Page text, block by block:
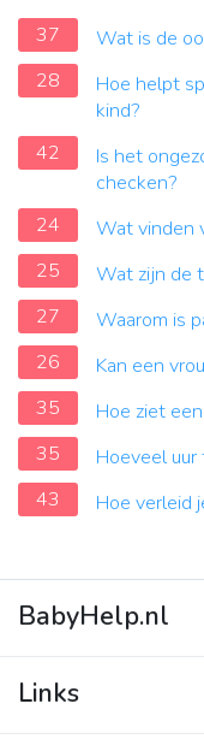
37
Wat is de
28
Hoe helpt
kind?
42
Is het
checken?
24
Wat vinden
25
Wat zijn de
27
Waarom is
26
Kan een
35
Hoe ziet
35
Hoeveel
43
Hoe verleid
BabyHelp.nl
Vraag & Antwoord
Links